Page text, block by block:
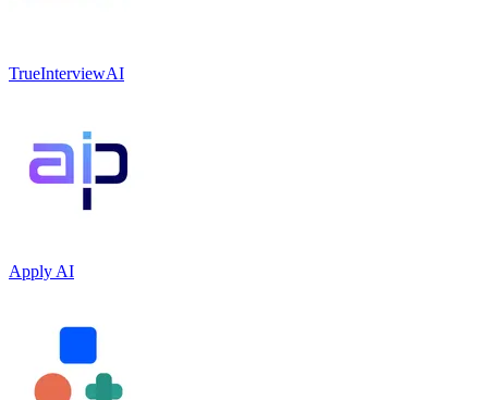
TrueInterviewAI
Apply AI